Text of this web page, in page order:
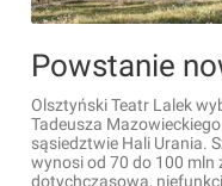
Olsztyński Teatr Lalek
Tadeusza
sąsiedztwie Hali Urania.
wynosi od 70 do 100 mln
dotychczasową,